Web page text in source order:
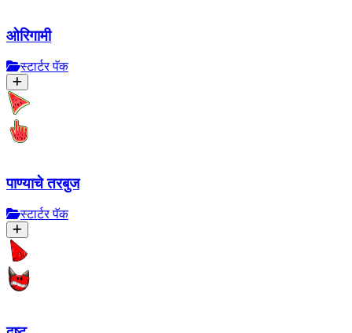
ओरिगामी
स्टार्टर पॅक
पाण्याचे तरबुज
स्टार्टर पॅक